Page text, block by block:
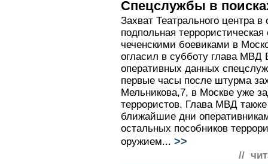
Спецслужбы в
Захват Театрального центра
подпольная террористическая
чеченскими боевиками в
огласил в субботу глава МВД
оперативных данных
первые часы после штурма
Мельникова,7, в Москве уже
террористов. Глава МВД
ближайшие дни
остальных пособников
оружием... >>
//